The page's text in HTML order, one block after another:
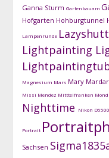
Ganna Sturm Gartenbauam
Hofgarten Hohburgtunnel
Lampenrunde
Lightpainting
Magnesium Mars Mary
Missi Mendez Mitttelfranken Mond
Nighttime Nikon D5500
Portrait
Sachsen